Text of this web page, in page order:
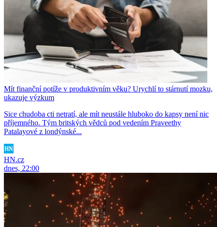
Mít finanční potíže v produktivním věku? Urychlí to stárnutí mozku,
ukazuje výzkum
Sice chudoba cti netratí, ale mít neustále hluboko do kapsy není nic
příjemného. Tým britských vědců pod vedením Praveethy
Patalayové z londýnské...
HN.cz
dnes, 22:00